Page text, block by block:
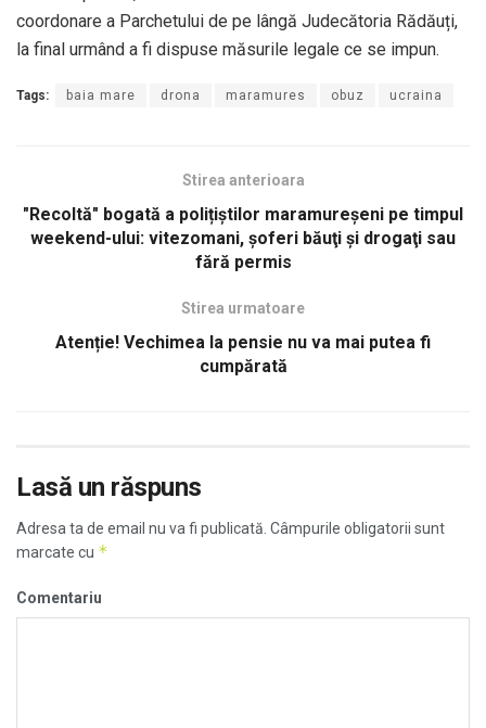
coordonare a Parchetului de pe lângă Judecătoria Rădăuți,
la final urmând a fi dispuse măsurile legale ce se impun.
Tags: baia mare drona maramures obuz ucraina
Stirea anterioara
"Recoltă" bogată a polițiștilor maramureșeni pe timpul
weekend-ului: vitezomani, şoferi băuţi şi drogaţi sau
fără permis
Stirea urmatoare
Atenție! Vechimea la pensie nu va mai putea fi
cumpărată
Lasă un răspuns
Adresa ta de email nu va fi publicată. Câmpurile obligatorii sunt
marcate cu *
Comentariu